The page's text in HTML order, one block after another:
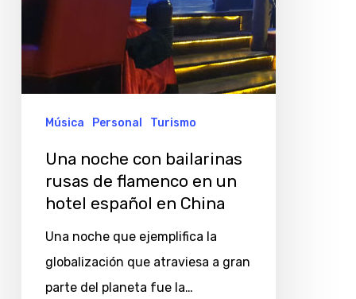
China
Música Personal Turismo
Una noche con bailarinas
rusas de flamenco en un
hotel español en China
Una noche que ejemplifica la
globalización que atraviesa a gran
parte del planeta fue la…